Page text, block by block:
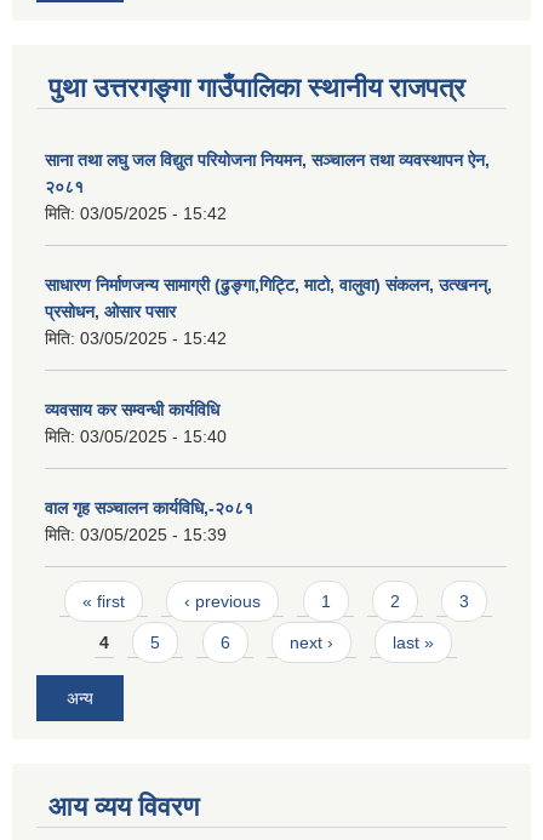
पुथा उत्तरगङ्गा गाउँपालिका स्थानीय राजपत्र
साना तथा लघु जल विद्युत परियोजना नियमन, सञ्चालन तथा व्यवस्थापन ऐन,
२०८१
मिति: 03/05/2025 - 15:42
साधारण निर्माणजन्य सामाग्री (ढुङ्गा,गिट्टि, माटो, वालुवा) संकलन, उत्खनन्,
प्रसोधन, ओसार पसार
मिति: 03/05/2025 - 15:42
व्यवसाय कर सम्वन्धी कार्यविधि
मिति: 03/05/2025 - 15:40
वाल गृह सञ्चालन कार्यविधि,-२०८१
मिति: 03/05/2025 - 15:39
Pages
« first ‹ previous 1 2 3
4 5 6 next › last »
अन्य
आय व्यय विवरण